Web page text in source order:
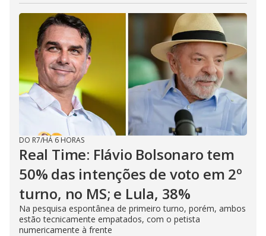
DO R7/HÁ 6 HORAS
Real Time: Flávio Bolsonaro tem
50% das intenções de voto em 2º
turno, no MS; e Lula, 38%
Na pesquisa espontânea de primeiro turno, porém, ambos
estão tecnicamente empatados, com o petista
numericamente à frente